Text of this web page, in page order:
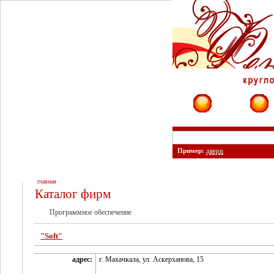
Пример: двери
главная
Каталог фирм
Программное обеспечение
"Soft"
адрес: г. Махачкала, ул. Аскерханова, 15